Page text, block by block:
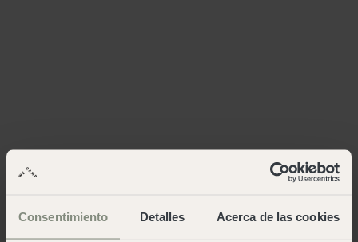
Consentimiento Detalles Acerca de las cookies